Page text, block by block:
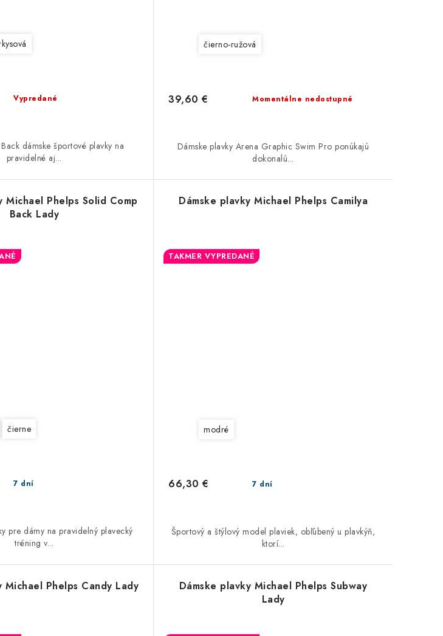
Vypredané
dámske športové plavky na
pravidelné aj...
čierno-ružová
Momentálne nedostupné
39,60 €
Dámske plavky Arena Graphic Swim Pro ponúkajú
dokonalú...
Michael Phelps Solid Comp
Back Lady
čierne
7 dní
pre dámy na pravidelný plavecký
tréning v...
Dámske plavky Michael Phelps Camilya
TAKMER VYPREDANÉ
modré
7 dní
66,30 €
Športový a štýlový model plaviek, obľúbený u plavkýň,
ktorí...
Michael Phelps Candy Lady
Dámske plavky Michael Phelps Subway
Lady